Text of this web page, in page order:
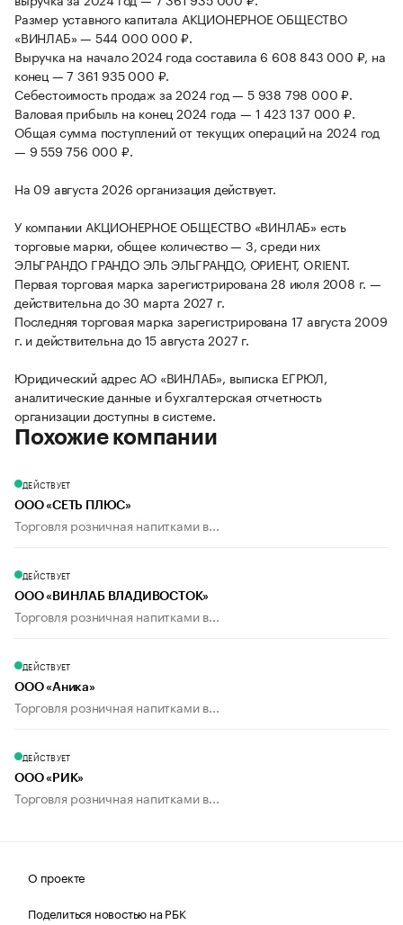
Размер уставного капитала АКЦИОНЕРНОЕ ОБЩЕСТВО
«ВИНЛАБ» — 544 000 000 ₽.
Выручка на начало 2024 года составила 6 608 843 000 ₽, на
конец — 7 361 935 000 ₽.
Себестоимость продаж за 2024 год — 5 938 798 000 ₽.
Валовая прибыль на конец 2024 года — 1 423 137 000 ₽.
Общая сумма поступлений от текущих операций на 2024 год
— 9 559 756 000 ₽.
На 09 августа 2026 организация действует.
У компании АКЦИОНЕРНОЕ ОБЩЕСТВО «ВИНЛАБ» есть
торговые марки, общее количество — 3, среди них
ЭЛЬГРАНДО ГРАНДО ЭЛЬ ЭЛЬГРАНДО, ОРИЕНТ, ORIENT.
Первая торговая марка зарегистрирована 28 июля 2008 г. —
действительна до 30 марта 2027 г.
Последняя торговая марка зарегистрирована 17 августа 2009
г. и действительна до 15 августа 2027 г.
Юридический адрес АО «ВИНЛАБ», выписка ЕГРЮЛ,
аналитические данные и бухгалтерская отчетность
организации доступны в системе.
Похожие компании
ДЕЙСТВУЕТ
ООО «СЕТЬ ПЛЮС»
Торговля розничная напитками в...
ДЕЙСТВУЕТ
ООО «ВИНЛАБ ВЛАДИВОСТОК»
Торговля розничная напитками в...
ДЕЙСТВУЕТ
ООО «Аника»
Торговля розничная напитками в...
ДЕЙСТВУЕТ
ООО «РИК»
Торговля розничная напитками в...
О проекте
Поделиться новостью на РБК